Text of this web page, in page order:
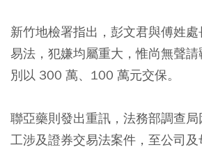
新竹地檢署指出，彭文君與傅姓
易法，犯嫌均屬重大，惟尚無聲
別以 300 萬、100 萬元交保。
聯亞藥則發出重訊，法務部調查
工涉及證券交易法案件，至公司